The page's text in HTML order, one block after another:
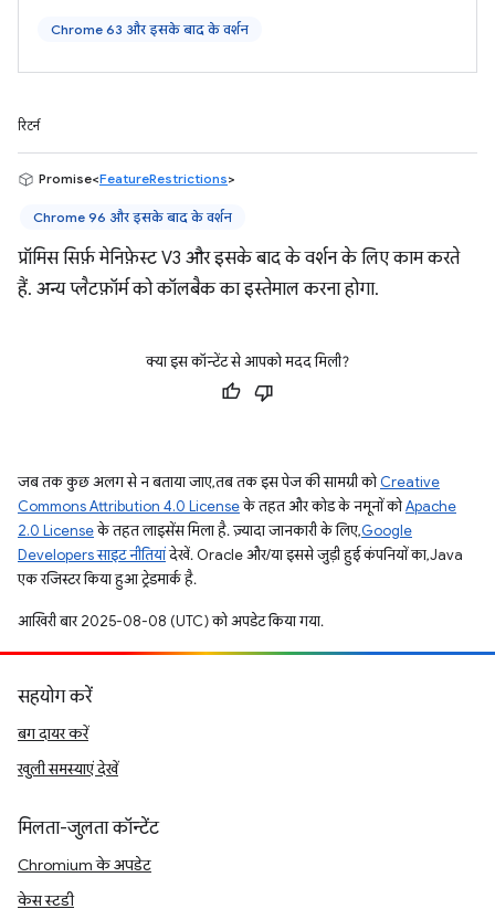
Chrome 63 और इसके बाद के वर्शन
रिटर्न
Promise<FeatureRestrictions>
Chrome 96 और इसके बाद के वर्शन
प्रॉमिस सिर्फ़ मेनिफ़ेस्ट V3 और इसके बाद के वर्शन के लिए काम करते
हैं. अन्य प्लैटफ़ॉर्म को कॉलबैक का इस्तेमाल करना होगा.
क्या इस कॉन्टेंट से आपको मदद मिली?
जब तक कुछ अलग से न बताया जाए, तब तक इस पेज की सामग्री कोCreative
Commons Attribution 4.0 Licenseके तहत और कोड के नमूनों कोApache
2.0 Licenseके तहत लाइसेंस मिला है. ज़्यादा जानकारी के लिए,Google
Developers साइट नीतियांदेखें. Oracle और/या इससे जुड़ी हुई कंपनियों का, Java
एक रजिस्टर किया हुआ ट्रेडमार्क है.
आखिरी बार 2025-08-08 (UTC) को अपडेट किया गया.
सहयोग करें
बग दायर करें
खुली समस्याएं देखें
मिलता-जुलता कॉन्टेंट
Chromium के अपडेट
केस स्टडी